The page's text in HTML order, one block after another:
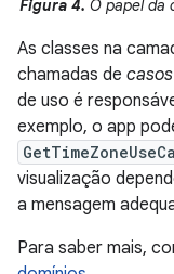
Figura 4. O papel da
As classes na
chamadas de
de uso é
exemplo, o app
visualização
a mensagem
Para saber mais,